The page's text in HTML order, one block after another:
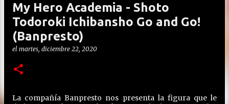
My Hero Academia - Shoto
Todoroki Ichibansho Go and Go!
(Banpresto)
el martes, diciembre 22, 2020
La compañía Banpresto nos presenta la figura que le